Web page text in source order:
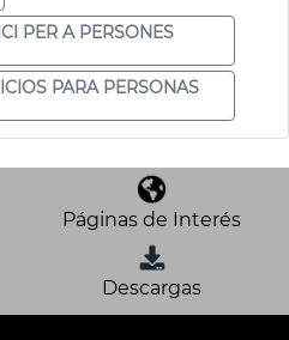
PER A PERSONES
PARA PERSONAS
Páginas de Interés
Descargas